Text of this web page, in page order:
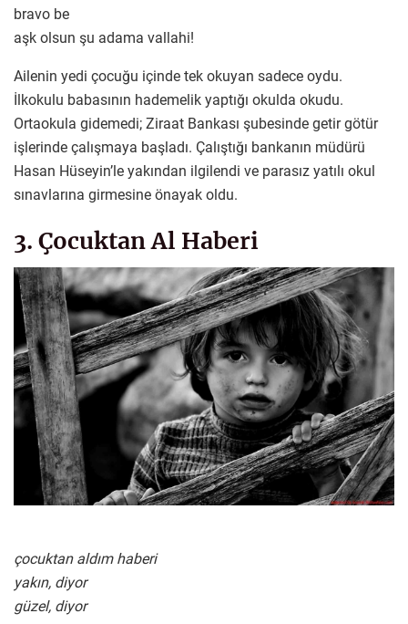
bravo be
aşk olsun şu adama vallahi!
Ailenin yedi çocuğu içinde tek okuyan sadece oydu.
İlkokulu babasının hademelik yaptığı okulda okudu.
Ortaokula gidemedi; Ziraat Bankası şubesinde getir götür
işlerinde çalışmaya başladı. Çalıştığı bankanın müdürü
Hasan Hüseyin’le yakından ilgilendi ve parasız yatılı okul
sınavlarına girmesine önayak oldu.
3. Çocuktan Al Haberi
çocuktan aldım haberi
yakın, diyor
güzel, diyor